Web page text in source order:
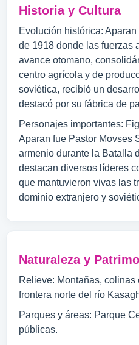
Historia y Cultura
Evolución histórica:
de 1918 donde las fuerzas
avance otomano,
centro agrícola y de
soviética, recibió un
destacó por su fábrica de
Personajes importantes:
Aparan fue Pastor Movses
armenio durante la Batalla
destacan diversos líderes
que mantuvieron vivas las
dominio extranjero y
Naturaleza y
Relieve: Montañas,
frontera norte del río
Parques y áreas: Parque
públicas.